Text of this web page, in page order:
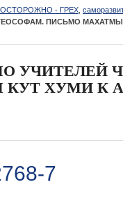
ОСТОРОЖНО - ГРЕХ
ПИСЬМО МАХАТМЫ
УЧИТЕЛЕЙ
ХУМИ К